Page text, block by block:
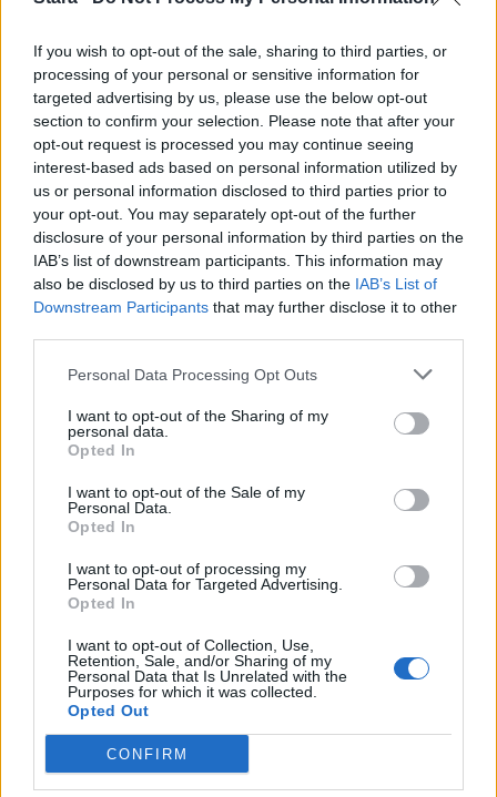
If you wish to opt-out of the sale, sharing to third parties, or
processing of your personal or sensitive information for
targeted advertising by us, please use the below opt-out
section to confirm your selection. Please note that after your
opt-out request is processed you may continue seeing
interest-based ads based on personal information utilized by
us or personal information disclosed to third parties prior to
your opt-out. You may separately opt-out of the further
disclosure of your personal information by third parties on the
IAB’s list of downstream participants. This information may
also be disclosed by us to third parties on the IAB’s List of
Downstream Participants that may further disclose it to other
Personal Data Processing Opt Outs
I want to opt-out of the Sharing of my
personal data.
Opted In
I want to opt-out of the Sale of my
Personal Data.
Opted In
I want to opt-out of processing my
Personal Data for Targeted Advertising.
Opted In
I want to opt-out of Collection, Use,
Retention, Sale, and/or Sharing of my
Personal Data that Is Unrelated with the
Purposes for which it was collected.
Opted Out
CONFIRM
1
UUTISET
Leskeneläke ei kuulu kaikille –
Kela muistuttaa tärkeästä
2
UUTISET
Työnantaja ei hyväksynyt
etälääkärin